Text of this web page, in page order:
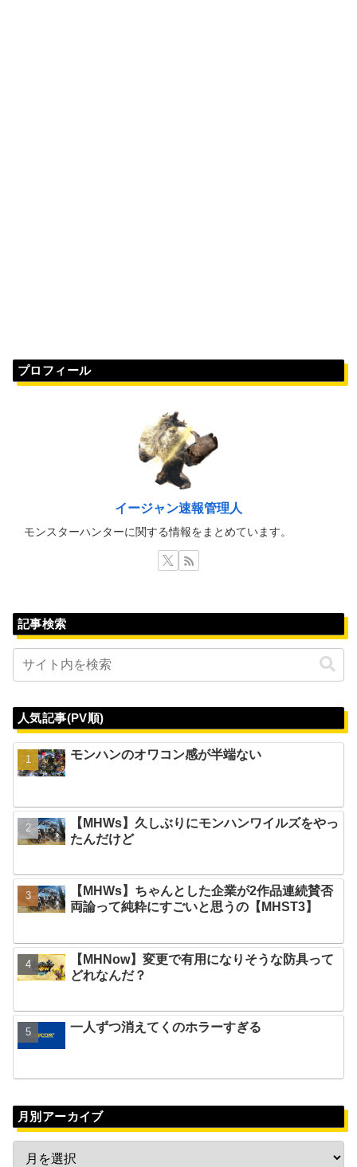
プロフィール
イージャン速報管理人
モンスターハンターに関する情報をまとめています。
記事検索
人気記事(PV順)
モンハンのオワコン感が半端ない
【MHWs】久しぶりにモンハンワイルズをやっ
たんだけど
【MHWs】ちゃんとした企業が2作品連続賛否
両論って純粋にすごいと思うの【MHST3】
【MHNow】変更で有用になりそうな防具って
どれなんだ？
一人ずつ消えてくのホラーすぎる
月別アーカイブ